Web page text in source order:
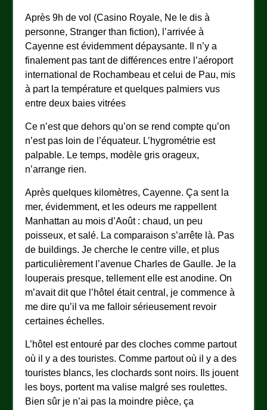
Après 9h de vol (Casino Royale, Ne le dis à
personne, Stranger than fiction), l’arrivée à
Cayenne est évidemment dépaysante. Il n’y a
finalement pas tant de différences entre l’aéroport
international de Rochambeau et celui de Pau, mis
à part la température et quelques palmiers vus
entre deux baies vitrées
Ce n’est que dehors qu’on se rend compte qu’on
n’est pas loin de l’équateur. L’hygrométrie est
palpable. Le temps, modèle gris orageux,
n’arrange rien.
Après quelques kilomètres, Cayenne. Ça sent la
mer, évidemment, et les odeurs me rappellent
Manhattan au mois d’Août : chaud, un peu
poisseux, et salé. La comparaison s’arrête là. Pas
de buildings. Je cherche le centre ville, et plus
particulièrement l’avenue Charles de Gaulle. Je la
louperais presque, tellement elle est anodine. On
m’avait dit que l’hôtel était central, je commence à
me dire qu’il va me falloir sérieusement revoir
certaines échelles.
L’hôtel est entouré par des cloches comme partout
où il y a des touristes. Comme partout où il y a des
touristes blancs, les clochards sont noirs. Ils jouent
les boys, portent ma valise malgré ses roulettes.
Bien sûr je n’ai pas la moindre pièce, ça